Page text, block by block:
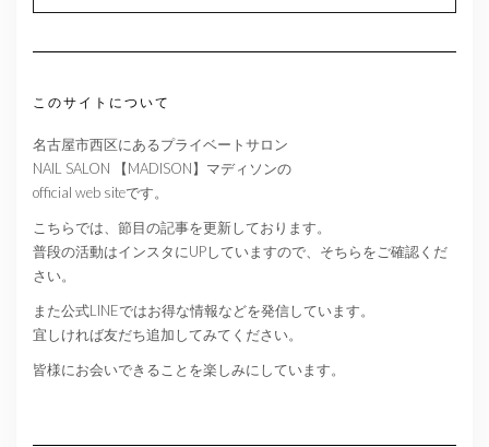
このサイトについて
名古屋市西区にあるプライベートサロン
NAIL SALON 【MADISON】マディソンの
official web siteです。
こちらでは、節目の記事を更新しております。
普段の活動はインスタにUPしていますので、そちらをご確認くだ
さい。
また公式LINEではお得な情報などを発信しています。
宜しければ友だち追加してみてください。
皆様にお会いできることを楽しみにしています。